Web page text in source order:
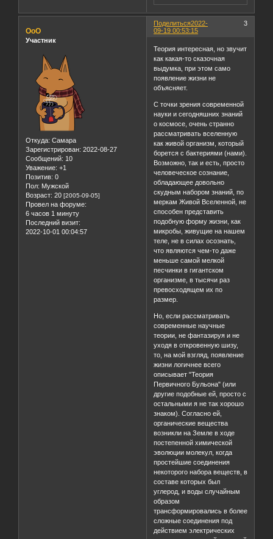
Поделиться 3
2022-
09-19 00:53:15
OoO
Участник
Откуда: Самара
Зарегистрирован: 2022-08-27
Сообщений: 10
Уважение: +1
Позитив: 0
Пол: Мужской
Возраст: 20 [2005-09-05]
Провел на форуме:
6 часов 1 минуту
Последний визит:
2022-10-01 00:04:57
Теория интересная, но звучит
как какая-то сказочная
выдумка, при этом само
появление жизни не
объясняет.
С точки зрения современной
науки и сегодняшних знаний
о космосе, очень странно
рассматривать вселенную
как живой организм, который
борется с бактериями (нами).
Возможно, так и есть, просто
человеческое сознание,
обладающее довольно
скудным набором знаний, по
меркам Живой Вселенной, не
способен представить
подобную форму жизни, как
микробы, живущие на нашем
теле, не в силах осознать,
что являются чем-то даже
меньше самой мелкой
песчинки в гигантском
организме, в тысячи раз
превосходящем их по
размер.
Но, если рассматривать
современные научные
теории, не фантазируя и не
уходя в откровенную шизу,
то, на мой взгляд, появление
жизни логичнее всего
описывает "Теория
Первичного Бульона" (или
другие подобные ей, просто с
остальными я не так хорошо
знаком). Согласно ей,
органические вещества
возникли на Земле в ходе
постепенной химической
эволюции молекул, когда
простейшие соединения
некоторого набора веществ, в
составе которых был
углерод, и воды случайным
образом
трансформировались в более
сложные соединения под
действием электрических